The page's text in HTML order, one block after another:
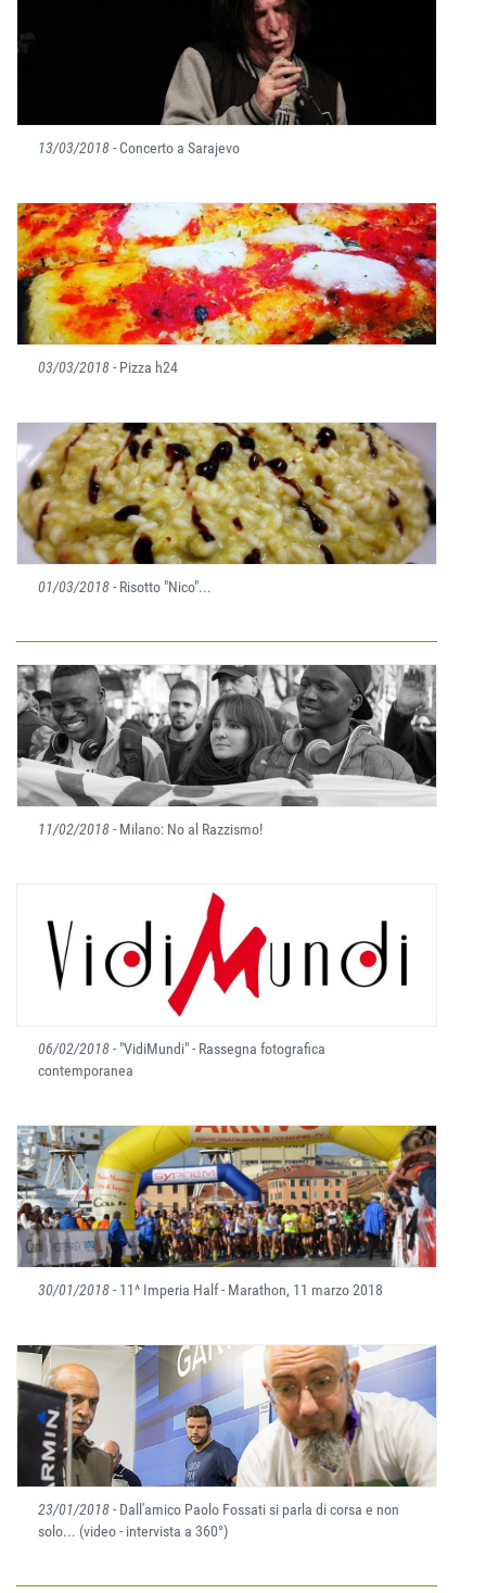
13/03/2018- Concerto a Sarajevo
03/03/2018- Pizza h24
01/03/2018- Risotto "Nico"...
11/02/2018- Milano: No al Razzismo!
06/02/2018- "VidiMundi" - Rassegna fotografica
contemporanea
30/01/2018- 11^ Imperia Half - Marathon, 11 marzo 2018
23/01/2018- Dall'amico Paolo Fossati si parla di corsa e non
solo... (video - intervista a 360°)